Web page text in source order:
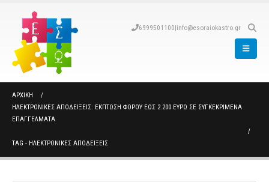
6999501100|info@esoraiokastro.gr
ΑΡΧΙΚΉ
ΗΛΕΚΤΡΟΝΙΚΈΣ ΑΠΟΔΕΊΞΕΙΣ: ΈΚΠΤΩΣΗ ΦΌΡΟΥ ΈΩΣ 2.200 ΕΥΡΏ ΣΕ ΣΥΓΚΕΚΡΙΜΈΝΑ
ΕΠΑΓΓΈΛΜΑΤΑ
TAG - ΗΛΕΚΤΡΟΝΙΚΕΣ ΑΠΟΔΕΙΞΕΙΣ